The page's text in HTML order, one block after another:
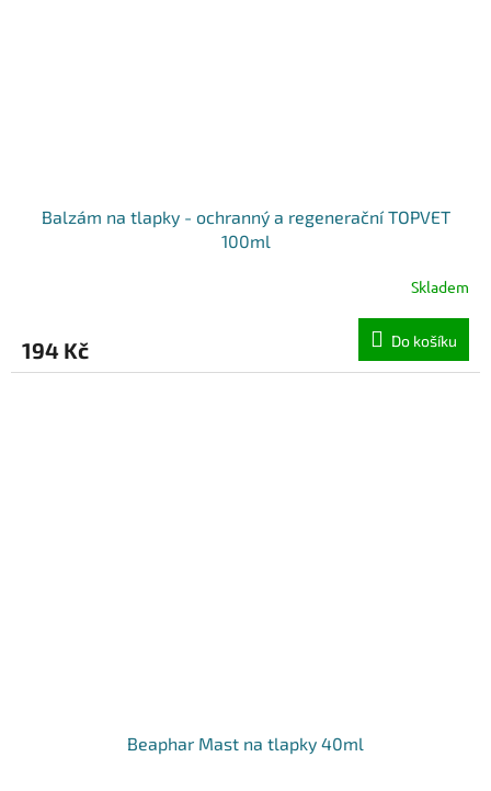
Balzám na tlapky - ochranný a regenerační TOPVET
100ml
Skladem
194 Kč Do košíku
Beaphar Mast na tlapky 40ml